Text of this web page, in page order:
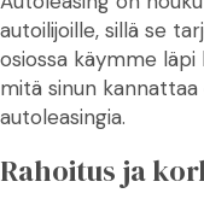
autoilijoille, sillä se
osiossa käymme
mitä sinun
autoleasingia.
Rahoitus ja